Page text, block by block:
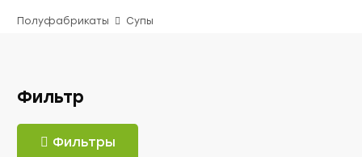
Полуфабрикаты Супы
Фильтр
Фильтры